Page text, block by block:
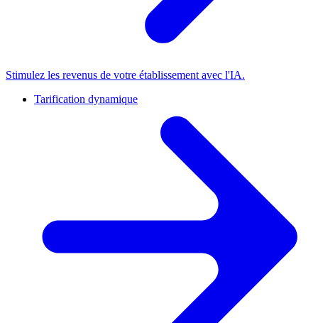
Stimulez les revenus de votre établissement avec l'IA.
Tarification dynamique